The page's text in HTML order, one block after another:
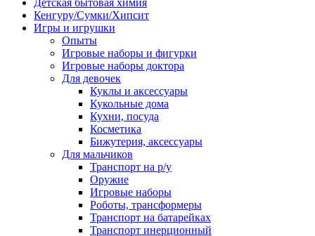
Кенгуру/Сумки/Хипсит
Игры и игрушки
Опыты
Игровые наборы и фигурки
Игровые наборы доктора
Для девочек
Куклы и аксессуары
Кукольные дома
Кухни, посуда
Косметика
Бижутерия, аксессуары
Для мальчиков
Транспорт на р/у
Оружие
Игровые наборы
Роботы, трансформеры
Транспорт на батарейках
Транспорт инерционный